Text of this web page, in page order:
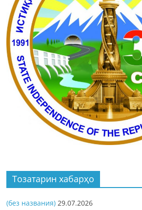
Тозатарин хабарҳо
(без названия) 29.07.2026